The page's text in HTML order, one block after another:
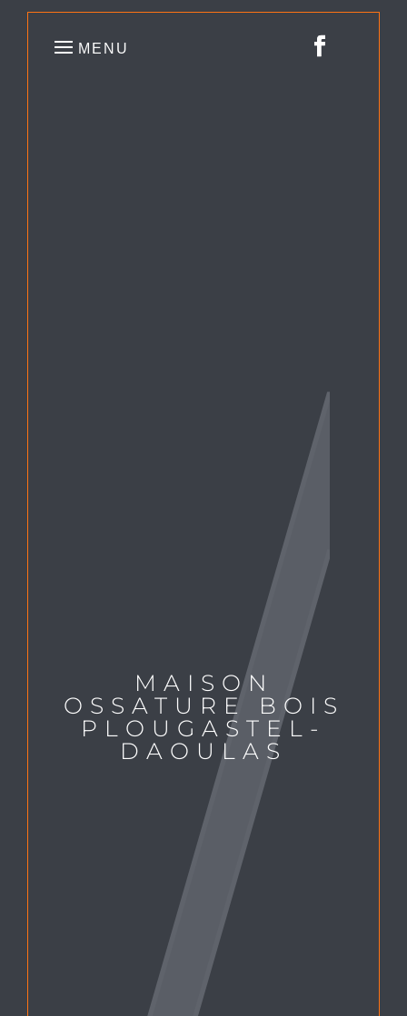
MAISON
OSSATURE BOIS
PLOUGASTEL-
DAOULAS